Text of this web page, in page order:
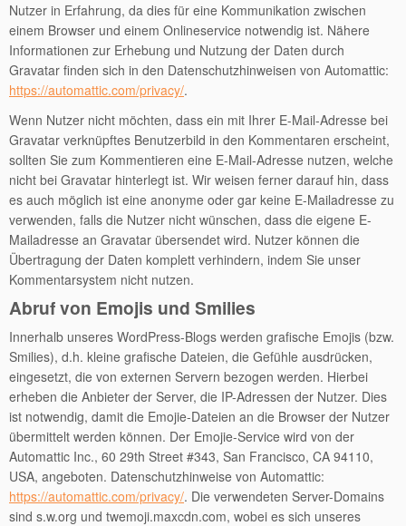
Nutzer in Erfahrung, da dies für eine Kommunikation zwischen
einem Browser und einem Onlineservice notwendig ist. Nähere
Informationen zur Erhebung und Nutzung der Daten durch
Gravatar finden sich in den Datenschutzhinweisen von Automattic:
https://automattic.com/privacy/.
Wenn Nutzer nicht möchten, dass ein mit Ihrer E-Mail-Adresse bei
Gravatar verknüpftes Benutzerbild in den Kommentaren erscheint,
sollten Sie zum Kommentieren eine E-Mail-Adresse nutzen, welche
nicht bei Gravatar hinterlegt ist. Wir weisen ferner darauf hin, dass
es auch möglich ist eine anonyme oder gar keine E-Mailadresse zu
verwenden, falls die Nutzer nicht wünschen, dass die eigene E-
Mailadresse an Gravatar übersendet wird. Nutzer können die
Übertragung der Daten komplett verhindern, indem Sie unser
Kommentarsystem nicht nutzen.
Abruf von Emojis und Smilies
Innerhalb unseres WordPress-Blogs werden grafische Emojis (bzw.
Smilies), d.h. kleine grafische Dateien, die Gefühle ausdrücken,
eingesetzt, die von externen Servern bezogen werden. Hierbei
erheben die Anbieter der Server, die IP-Adressen der Nutzer. Dies
ist notwendig, damit die Emojie-Dateien an die Browser der Nutzer
übermittelt werden können. Der Emojie-Service wird von der
Automattic Inc., 60 29th Street #343, San Francisco, CA 94110,
USA, angeboten. Datenschutzhinweise von Automattic:
https://automattic.com/privacy/. Die verwendeten Server-Domains
sind s.w.org und twemoji.maxcdn.com, wobei es sich unseres